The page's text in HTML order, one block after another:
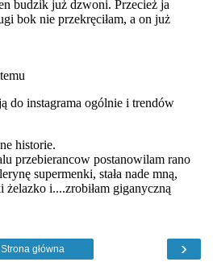
›
Strona główna